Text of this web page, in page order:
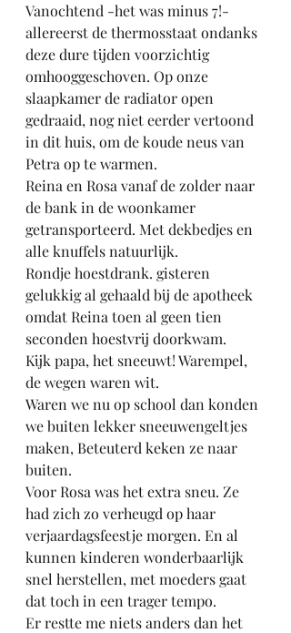
Vanochtend -het was minus 7!-
allereerst de thermosstaat ondanks
deze dure tijden voorzichtig
omhooggeschoven. Op onze
slaapkamer de radiator open
gedraaid, nog niet eerder vertoond
in dit huis, om de koude neus van
Petra op te warmen.
Reina en Rosa vanaf de zolder naar
de bank in de woonkamer
getransporteerd. Met dekbedjes en
alle knuffels natuurlijk.
Rondje hoestdrank. gisteren
gelukkig al gehaald bij de apotheek
omdat Reina toen al geen tien
seconden hoestvrij doorkwam.
Kijk papa, het sneeuwt! Warempel,
de wegen waren wit.
Waren we nu op school dan konden
we buiten lekker sneeuwengeltjes
maken, Beteuterd keken ze naar
buiten.
Voor Rosa was het extra sneu. Ze
had zich zo verheugd op haar
verjaardagsfeestje morgen. En al
kunnen kinderen wonderbaarlijk
snel herstellen, met moeders gaat
dat toch in een trager tempo.
Er restte me niets anders dan het